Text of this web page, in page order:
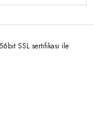
SSL sertifikası ile